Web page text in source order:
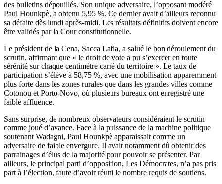
des bulletins dépouillés. Son unique adversaire, l’opposant modéré
Paul Hounkpè, a obtenu 5,95 %. Ce dernier avait d’ailleurs reconnu
sa défaite dès lundi après-midi. Les résultats définitifs doivent encore
être validés par la Cour constitutionnelle.
Le président de la Cena, Sacca Lafia, a salué le bon déroulement du
scrutin, affirmant que « le droit de vote a pu s’exercer en toute
sérénité sur chaque centimètre carré du territoire ». Le taux de
participation s’élève à 58,75 %, avec une mobilisation apparemment
plus forte dans les zones rurales que dans les grandes villes comme
Cotonou et Porto-Novo, où plusieurs bureaux ont enregistré une
faible affluence.
Sans surprise, de nombreux observateurs considéraient le scrutin
comme joué d’avance. Face à la puissance de la machine politique
soutenant Wadagni, Paul Hounkpè apparaissait comme un
adversaire de faible envergure. Il avait notamment dû obtenir des
parrainages d’élus de la majorité pour pouvoir se présenter. Par
ailleurs, le principal parti d’opposition, Les Démocrates, n’a pas pris
part à l’élection, faute d’avoir réuni le nombre requis de soutiens.